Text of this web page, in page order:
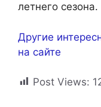
летнего сезона.
Другие
на сайте
Post Views: